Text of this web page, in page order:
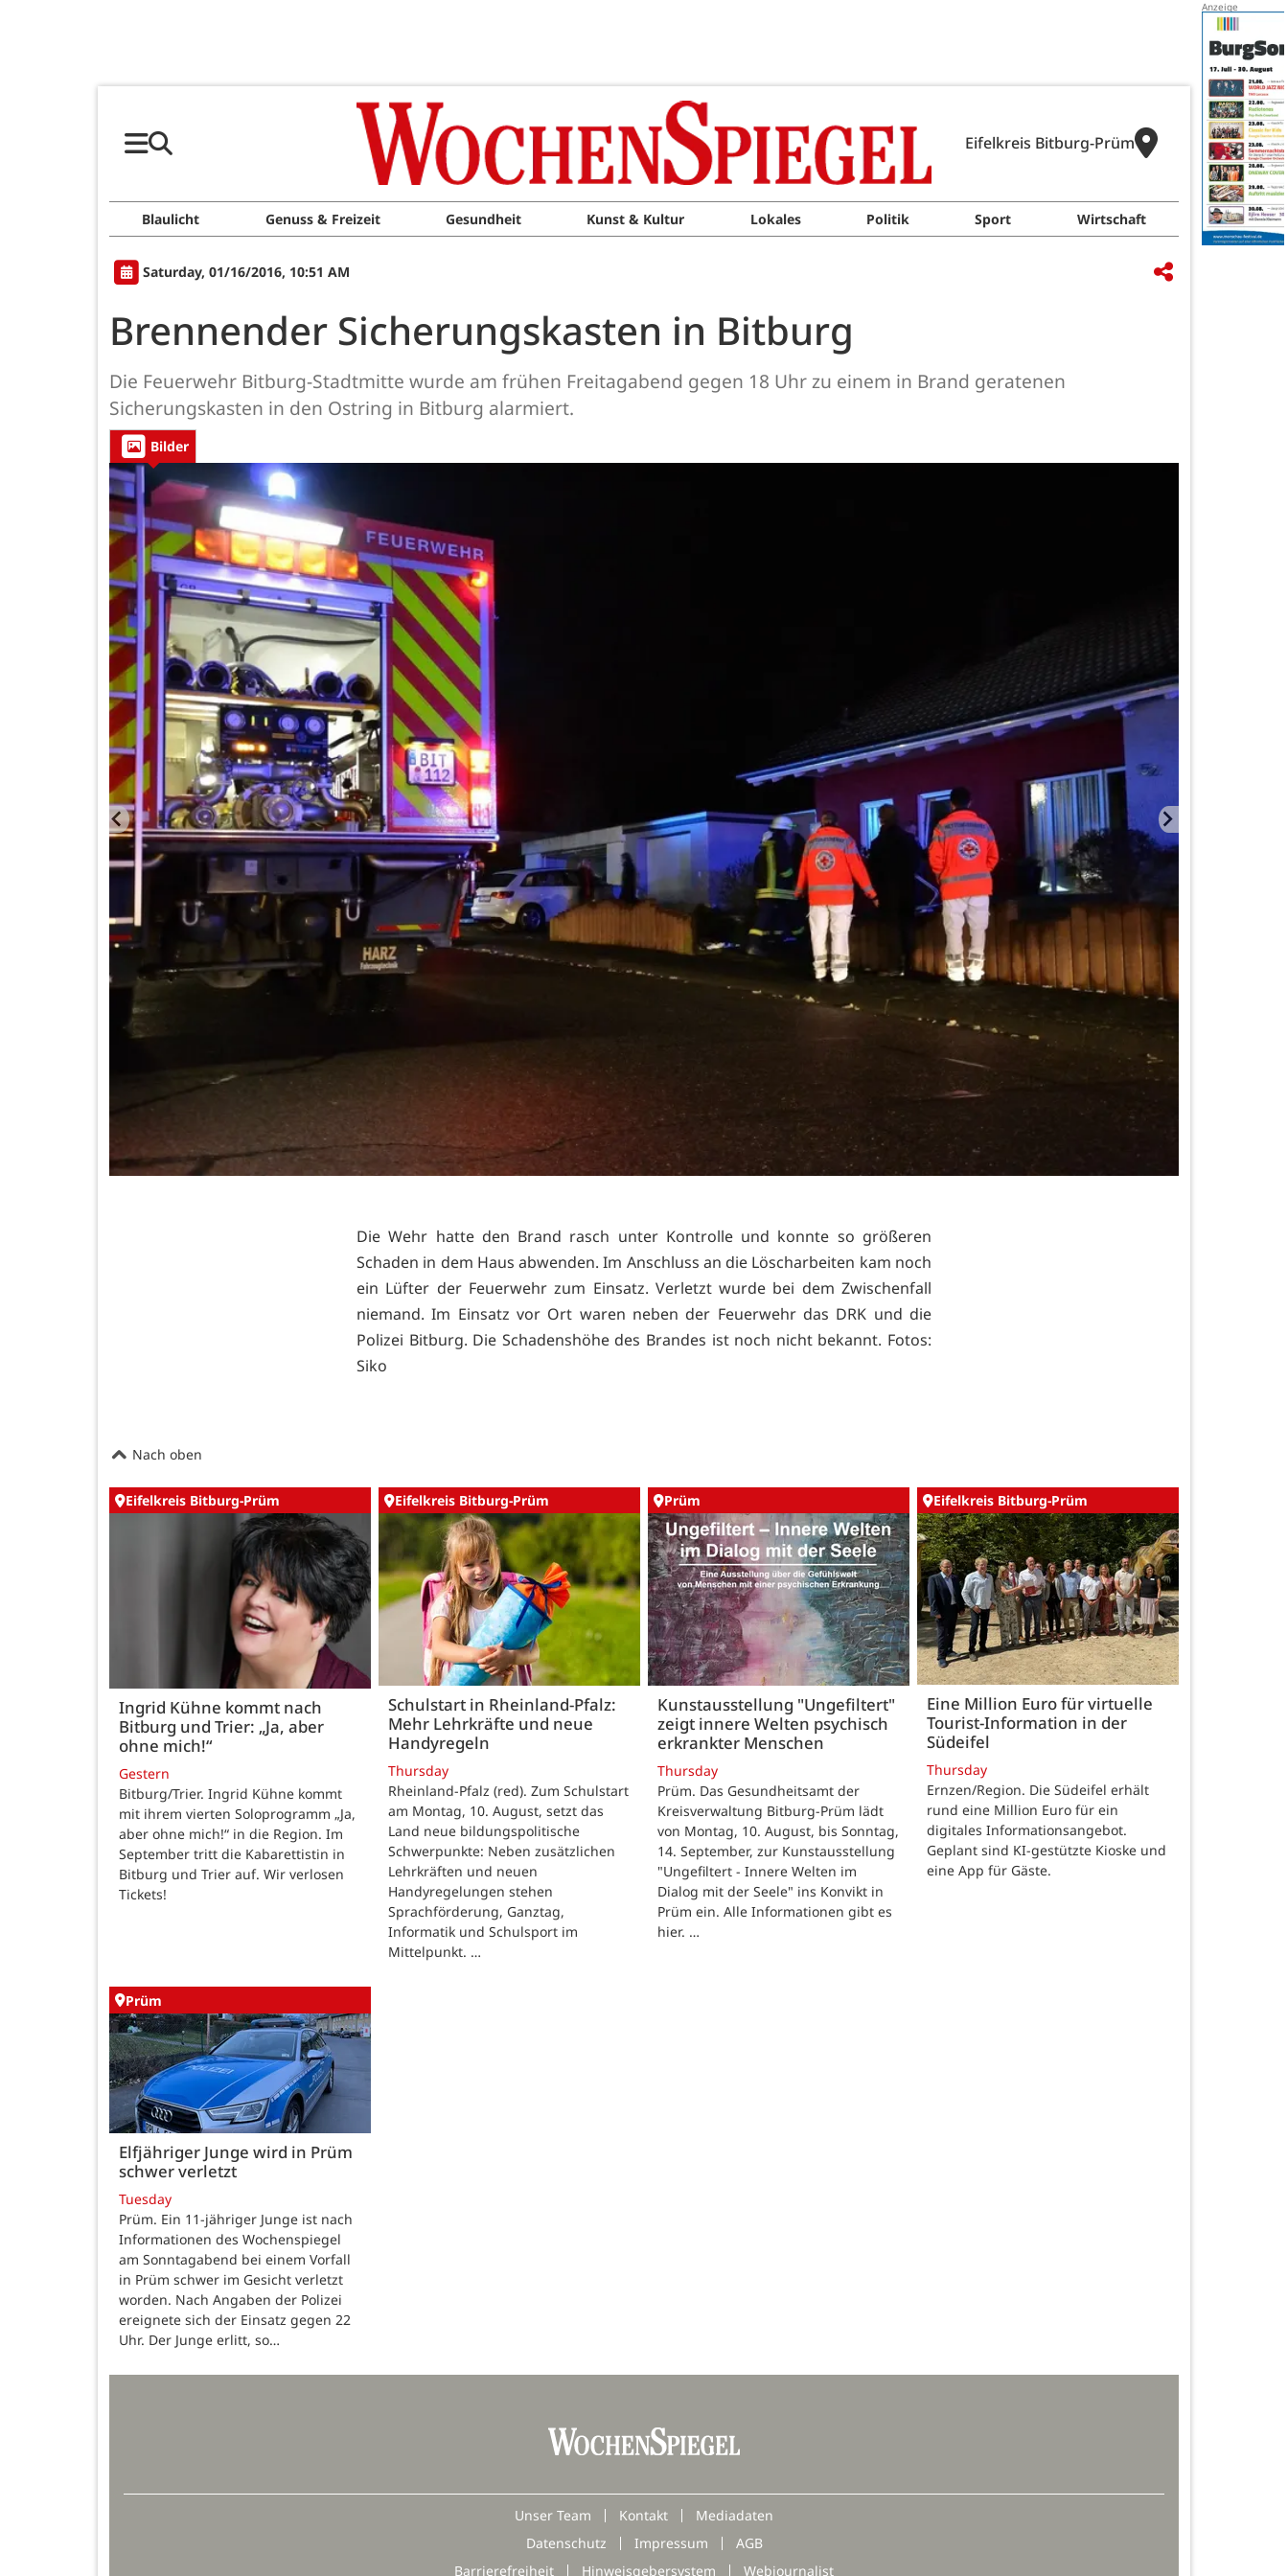
Eifelkreis Bitburg-Prüm
Blaulicht Genuss & Freizeit Gesundheit Kunst & Kultur Lokales Politik Sport Wirtschaft
Saturday, 01/16/2016, 10:51 AM
Brennender Sicherungskasten in Bitburg
Die Feuerwehr Bitburg-Stadtmitte wurde am frühen Freitagabend gegen 18 Uhr zu einem in Brand geratenen
Sicherungskasten in den Ostring in Bitburg alarmiert.
Bilder
Die Wehr hatte den Brand rasch unter Kontrolle und konnte so größeren
Schaden in dem Haus abwenden. Im Anschluss an die Löscharbeiten kam noch
ein Lüfter der Feuerwehr zum Einsatz. Verletzt wurde bei dem Zwischenfall
niemand. Im Einsatz vor Ort waren neben der Feuerwehr das DRK und die
Polizei Bitburg. Die Schadenshöhe des Brandes ist noch nicht bekannt. Fotos:
Siko
Nach oben
Eifelkreis Bitburg-Prüm
Ingrid Kühne kommt nach
Bitburg und Trier: „Ja, aber
ohne mich!“
Gestern
Bitburg/Trier. Ingrid Kühne kommt
mit ihrem vierten Soloprogramm „Ja,
aber ohne mich!“ in die Region. Im
September tritt die Kabarettistin in
Bitburg und Trier auf. Wir verlosen
Tickets!
Eifelkreis Bitburg-Prüm
Schulstart in Rheinland-Pfalz:
Mehr Lehrkräfte und neue
Handyregeln
Thursday
Rheinland-Pfalz (red). Zum Schulstart
am Montag, 10. August, setzt das
Land neue bildungspolitische
Schwerpunkte: Neben zusätzlichen
Lehrkräften und neuen
Handyregelungen stehen
Sprachförderung, Ganztag,
Informatik und Schulsport im
Mittelpunkt. …
Prüm
Kunstausstellung "Ungefiltert"
zeigt innere Welten psychisch
erkrankter Menschen
Thursday
Prüm. Das Gesundheitsamt der
Kreisverwaltung Bitburg-Prüm lädt
von Montag, 10. August, bis Sonntag,
14. September, zur Kunstausstellung
"Ungefiltert - Innere Welten im
Dialog mit der Seele" ins Konvikt in
Prüm ein. Alle Informationen gibt es
hier. …
Eifelkreis Bitburg-Prüm
Eine Million Euro für virtuelle
Tourist-Information in der
Südeifel
Thursday
Ernzen/Region. Die Südeifel erhält
rund eine Million Euro für ein
digitales Informationsangebot.
Geplant sind KI-gestützte Kioske und
eine App für Gäste.
Prüm
Elfjähriger Junge wird in Prüm
schwer verletzt
Tuesday
Prüm. Ein 11-jähriger Junge ist nach
Informationen des Wochenspiegel
am Sonntagabend bei einem Vorfall
in Prüm schwer im Gesicht verletzt
worden. Nach Angaben der Polizei
ereignete sich der Einsatz gegen 22
Uhr. Der Junge erlitt, so…
Unser Team Kontakt
Mediadaten
Datenschutz
Impressum
AGB
Barrierefreiheit
Hinweisgebersystem Webjournalist